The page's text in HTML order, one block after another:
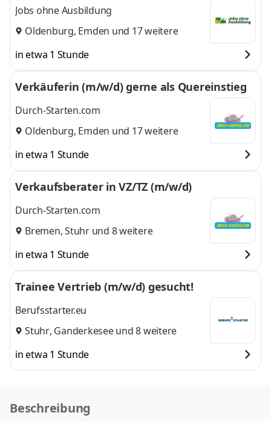
Jobs ohne Ausbildung
Oldenburg, Emden und 17 weitere
in etwa 1 Stunde
Verkäuferin (m/w/d) gerne als Quereinstieg
Durch-Starten.com
Oldenburg, Emden und 17 weitere
in etwa 1 Stunde
Verkaufsberater in VZ/TZ (m/w/d)
Durch-Starten.com
Bremen,Stuhrund 8 weitere
in etwa 1 Stunde
Trainee Vertrieb (m/w/d) gesucht!
Berufsstarter.eu
Stuhr, Ganderkeseeund 8 weitere
in etwa 1 Stunde
Beschreibung